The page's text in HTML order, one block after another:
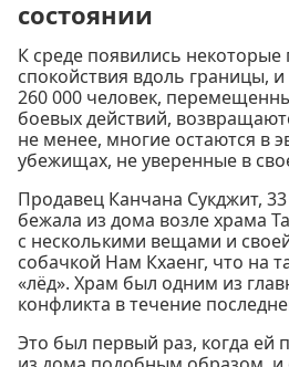
состоянии
К среде появились некоторые
спокойствия вдоль границы,
260 000 человек,
боевых действий,
не менее, многие остаются в
убежищах, не уверенные в
Продавец Канчана Сукджит, 33
бежала из дома возле храма
с несколькими вещами и
собачкой Нам Кхаенг, что на
«лёд». Храм был одним из
конфликта в течение
Это был первый раз, когда ей